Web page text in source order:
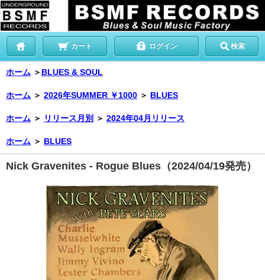
カート ログイン 検索
ホーム ＞ BLUES & SOUL
ホーム ＞ 2026年SUMMER ￥1000 ＞ BLUES
ホーム ＞ リリース月別 ＞ 2024年04月リリース
ホーム ＞ BLUES
Nick Gravenites - Rogue Blues（2024/04/19発売）